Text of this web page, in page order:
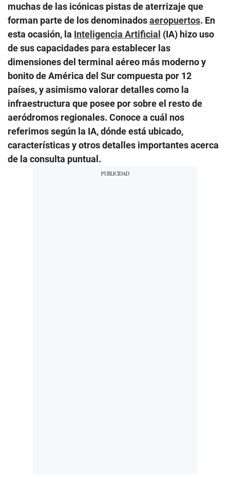
muchas de las icónicas pistas de aterrizaje que
forman parte de los denominadosaeropuertos. En
esta ocasión, la Inteligencia Artificial (IA) hizo uso
de sus capacidades para establecer las
dimensiones del terminal aéreo más moderno y
bonito de América del Sur compuesta por 12
países, y asimismo valorar detalles como la
infraestructura que posee por sobre el resto de
aeródromos regionales. Conoce a cuál nos
referimos según la IA, dónde está ubicado,
características y otros detalles importantes acerca
de la consulta puntual.